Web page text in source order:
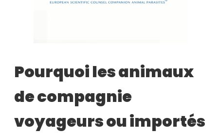
Pourquoi les animaux
de compagnie
voyageurs ou importés